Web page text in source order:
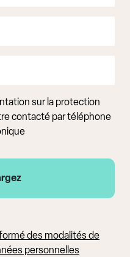
sur la protection
contacté par téléphone
des modalités de
personnelles